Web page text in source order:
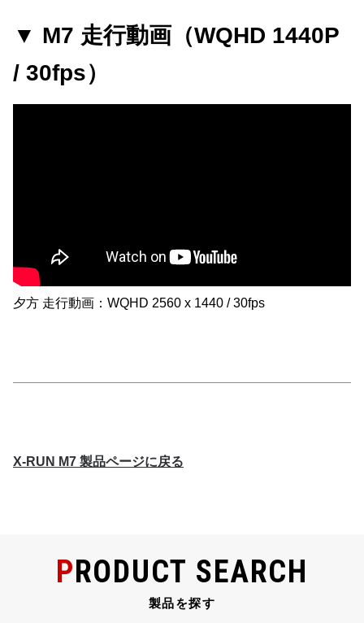
▼ M7 走行動画（WQHD 1440P
/ 30fps）
夕方 走行動画：WQHD 2560 x 1440 / 30fps
X-RUN M7 製品ページに戻る
PRODUCT SEARCH
製品を探す